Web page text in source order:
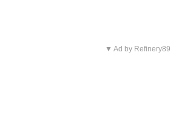
▼ Ad by Refinery89